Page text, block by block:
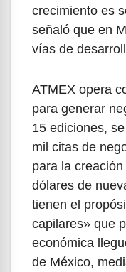
crecimiento es
señaló que en
vías de
ATMEX opera
para generar
15 ediciones,
mil citas de
para la
dólares de
tienen el
capilares» que
económica
de México,